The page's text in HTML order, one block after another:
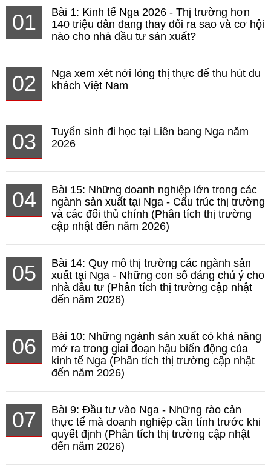
01
Bài 1: Kinh tế Nga 2026 - Thị trường hơn
140 triệu dân đang thay đổi ra sao và cơ hội
nào cho nhà đầu tư sản xuất?
02
Nga xem xét nới lỏng thị thực để thu hút du
khách Việt Nam
03
Tuyển sinh đi học tại Liên bang Nga năm
2026
04
Bài 15: Những doanh nghiệp lớn trong các
ngành sản xuất tại Nga - Cấu trúc thị trường
và các đối thủ chính (Phân tích thị trường
cập nhật đến năm 2026)
05
Bài 14: Quy mô thị trường các ngành sản
xuất tại Nga - Những con số đáng chú ý cho
nhà đầu tư (Phân tích thị trường cập nhật
đến năm 2026)
06
Bài 10: Những ngành sản xuất có khả năng
mở ra trong giai đoạn hậu biến động của
kinh tế Nga (Phân tích thị trường cập nhật
đến năm 2026)
07
Bài 9: Đầu tư vào Nga - Những rào cản
thực tế mà doanh nghiệp cần tính trước khi
quyết định (Phân tích thị trường cập nhật
đến năm 2026)